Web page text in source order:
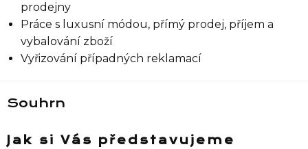
Informace
prodejny
Práce s luxusní módou, přímý prodej, příjem a
vybalování zboží
Vyřizování případných reklamací
Souhrn
Jak si Vás představujeme